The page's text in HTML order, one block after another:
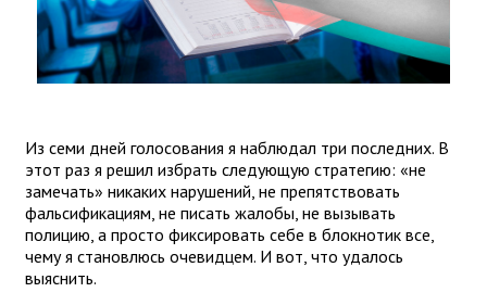
Из семи дней голосования я наблюдал три последних. В
этот раз я решил избрать следующую стратегию: «не
замечать» никаких нарушений, не препятствовать
фальсификациям, не писать жалобы, не вызывать
полицию, а просто фиксировать себе в блокнотик все,
чему я становлюсь очевидцем. И вот, что удалось
выяснить.